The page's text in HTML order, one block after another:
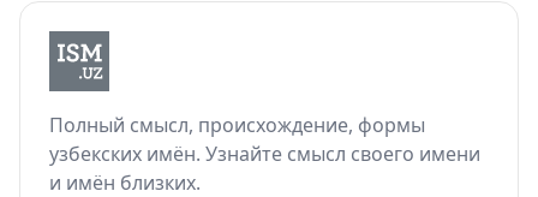
Полный смысл, происхождение, формы
узбекских имён. Узнайте смысл своего имени
и имён близких.